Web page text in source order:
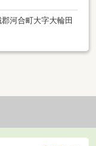
河合町大字大輪田